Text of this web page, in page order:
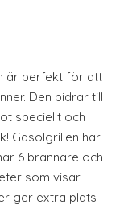
är perfekt för att
Den bidrar till
speciellt och
Gasolgrillen har
6 brännare och
som visar
ger extra plats